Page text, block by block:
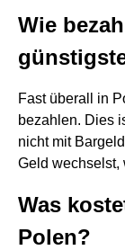
Wie
Fast überall in
bezahlen. Dies
nicht mit
Geld wechselst,
Was
Polen?